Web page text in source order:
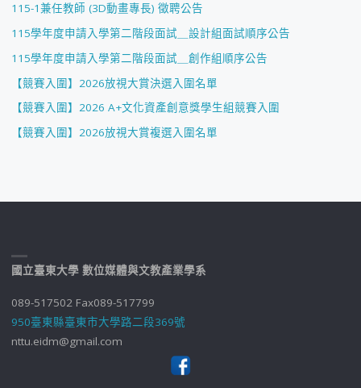
115-1兼任教師 (3D動畫專長) 徵聘公告
115學年度申請入學第二階段面試＿設計組面試順序公告
115學年度申請入學第二階段面試＿創作組順序公告
【競賽入圍】2026放視大賞決選入圍名單
【競賽入圍】2026 A+文化資產創意獎學生組競賽入圍
【競賽入圍】2026放視大賞複選入圍名單
國立臺東大學 數位媒體與文教產業學系
089-517502 Fax089-517799
950臺東縣臺東市大學路二段369號
nttu.eidm@gmail.com